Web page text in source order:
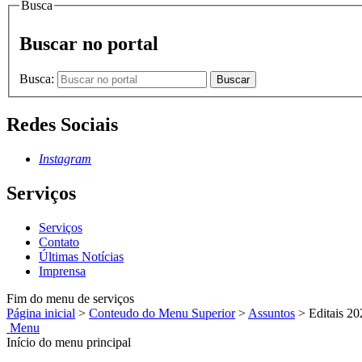
Busca
Buscar no portal
Busca: Buscar
Redes Sociais
Instagram
Serviços
Serviços
Contato
Últimas Notícias
Imprensa
Fim do menu de serviços
Página inicial > Conteudo do Menu Superior > Assuntos > Editais
Menu
Início do menu principal